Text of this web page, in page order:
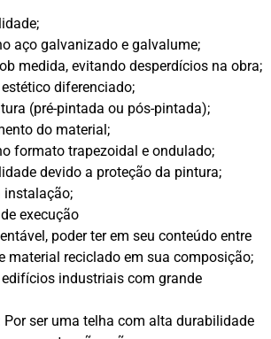
aço galvanizado e galvalume;
medida, evitando desperdícios na obra;
diferenciado;
(pré-pintada ou pós-pintada);
do material;
formato trapezoidal e ondulado;
devido a proteção da pintura;
instalação;
execução
poder ter em seu conteúdo entre
material reciclado em sua composição;
edifícios industriais com grande
Por ser uma telha com alta durabilidade